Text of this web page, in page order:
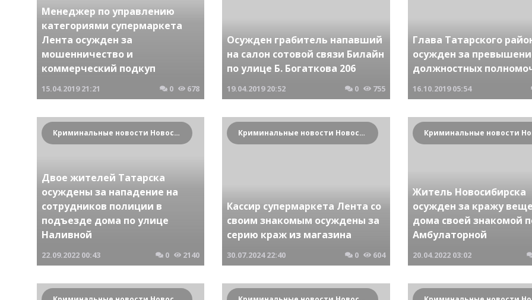
Менеджер по управлению
категориями супермаркета
Лента осужден за
мошенничество и
коммерческий подкуп
15.04.2019 21:21 0 678
Осужден грабитель напавший
на салон сотовой связи Билайн
по улице Б. Богаткова 206
19.04.201920:52 0 755
Глава Татарского
осужден за
должностных
16.10.2019 05:54
Криминальные новости Новосибирска и Сибирского региона
Двое жителей Татарска
осуждены за нападение на
сотрудников полиции в
подъезде дома по улице
Наливной
22.09.2022 00:43 0 2140
Криминальные новости Новосибирска и Сибирского региона
Кассир супермаркета Лента со
своим знакомым осуждены за
серию краж из магазина
30.07.202422:40 0 604
Житель Новосибирска
осужден за кражу
дома своей знакомой
Амбулаторной
20.04.2022 03:02